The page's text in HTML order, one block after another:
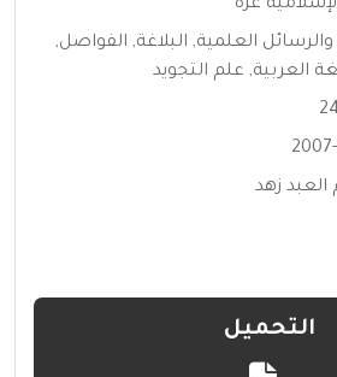
غزة
العلمية, البلاغة, الفواصل,
العربية, علم التجويد
زهد
التحميل